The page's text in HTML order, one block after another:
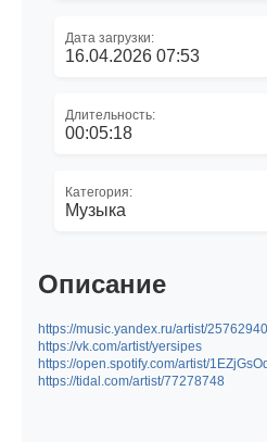
Дата загрузки:
16.04.2026 07:53
Длительность:
00:05:18
Категория:
Музыка
Описание
https://music.yandex.ru/artist/25762940
https://vk.com/artist/yersipes
https://open.spotify.com/artist/
https://tidal.com/artist/77278748